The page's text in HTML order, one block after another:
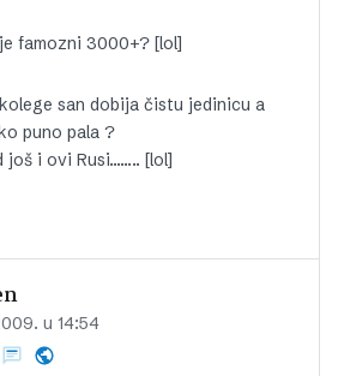
famozni 3000+? [lol]
san dobija čistu jedinicu a
puno pala ?
još i ovi Rusi…….. [lol]
u 14:54